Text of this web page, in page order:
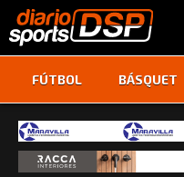
FÚTBOL BÁSQUET